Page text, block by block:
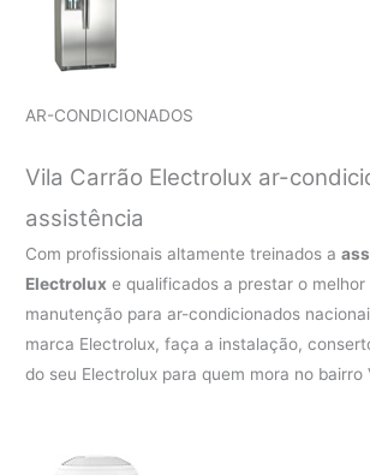
AR-CONDICIONADOS
Vila Carrão Electrolux ar-
assistência
Com profissionais altamente treinados a
Electrolux e qualificados a prestar o melhor
manutenção para ar-condicionados
marca Electrolux, faça a instalação,
do seu Electrolux para quem mora no bairro